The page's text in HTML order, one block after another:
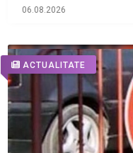
06.08.2026
ACTUALITATE